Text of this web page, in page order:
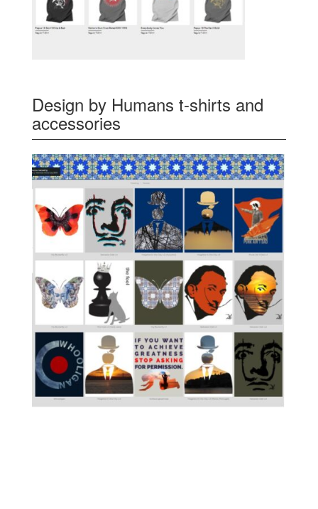
Design by Humans t-shirts and
accessories